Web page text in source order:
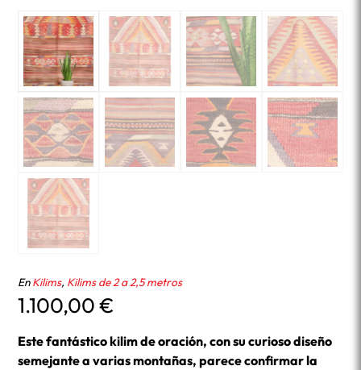
EnKilims, Kilims de 2 a 2,5 metros
1.100,00€
Este fantástico kilim de oración, con su curioso diseño
semejante a varias montañas, parece confirmar la